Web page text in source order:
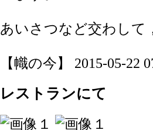
あいさつなど交わして
【幟の今】 2015-05-22
レストランにて